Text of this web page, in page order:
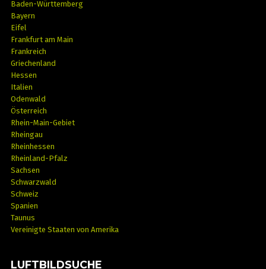
Baden-Württemberg
Bayern
Eifel
Frankfurt am Main
Frankreich
Griechenland
Hessen
Italien
Odenwald
Österreich
Rhein-Main-Gebiet
Rheingau
Rheinhessen
Rheinland-Pfalz
Sachsen
Schwarzwald
Schweiz
Spanien
Taunus
Vereinigte Staaten von Amerika
LUFTBILDSUCHE